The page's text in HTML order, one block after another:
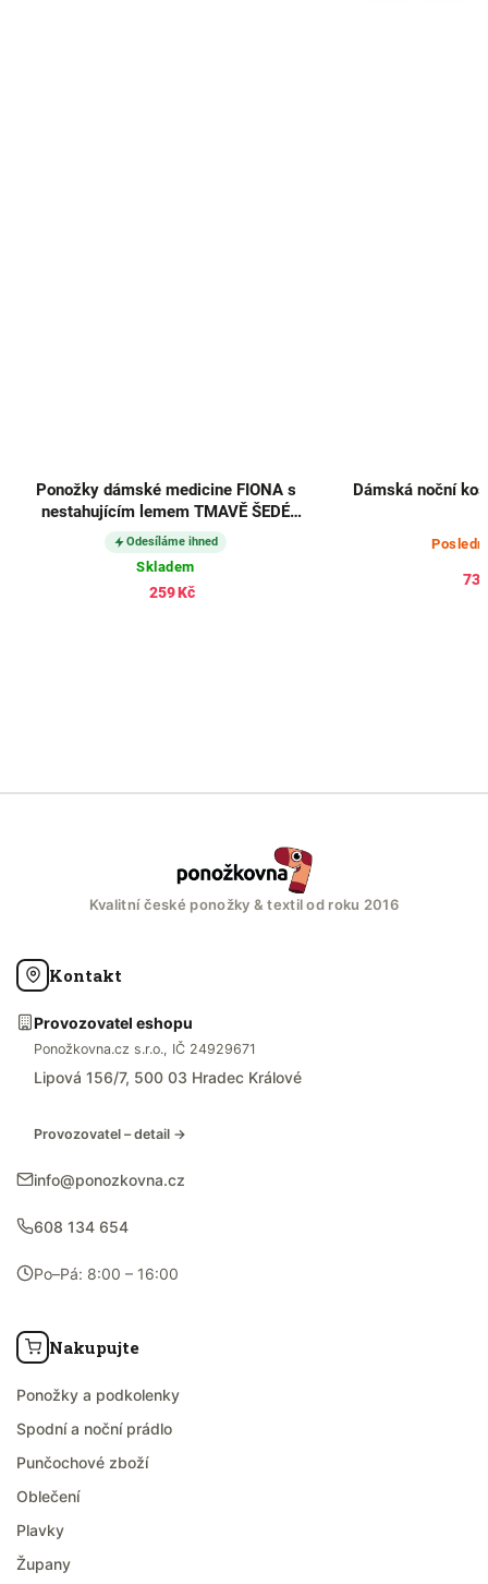
Ponožky dámské medicine FIONA s
nestahujícím lemem TMAVĚ ŠEDÉ
(3 páry)
Odesíláme ihned
Skladem
259 Kč
Dámská noční
Kvalitní české ponožky & textil od roku 2016
Kontakt
Provozovatel eshopu
Ponožkovna.cz s.r.o., IČ 24929671
Lipová 156/7, 500 03 Hradec Králové
Provozovatel – detail →
info@ponozkovna.cz
608 134 654
Po–Pá: 8:00 – 16:00
Nakupujte
Ponožky a podkolenky
Spodní a noční prádlo
Punčochové zboží
Oblečení
Plavky
Župany